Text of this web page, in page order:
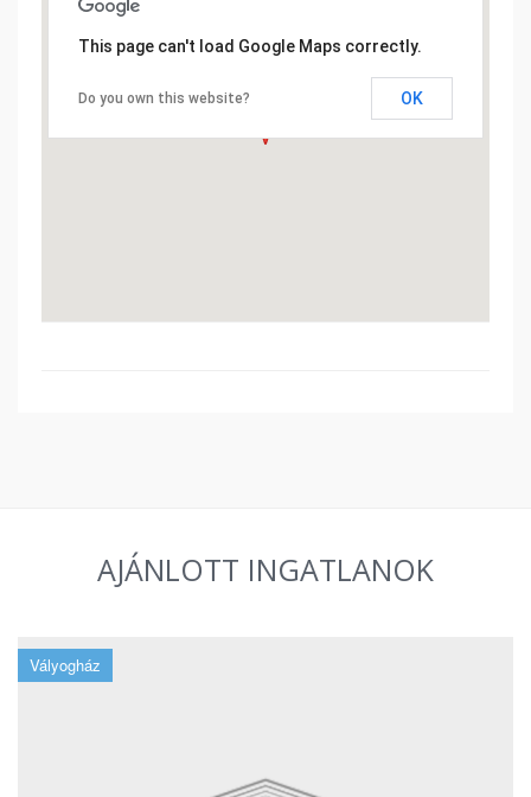
This page can't load Google Maps correctly.
Do you own this website? OK
AJÁNLOTT INGATLANOK
Vályogház